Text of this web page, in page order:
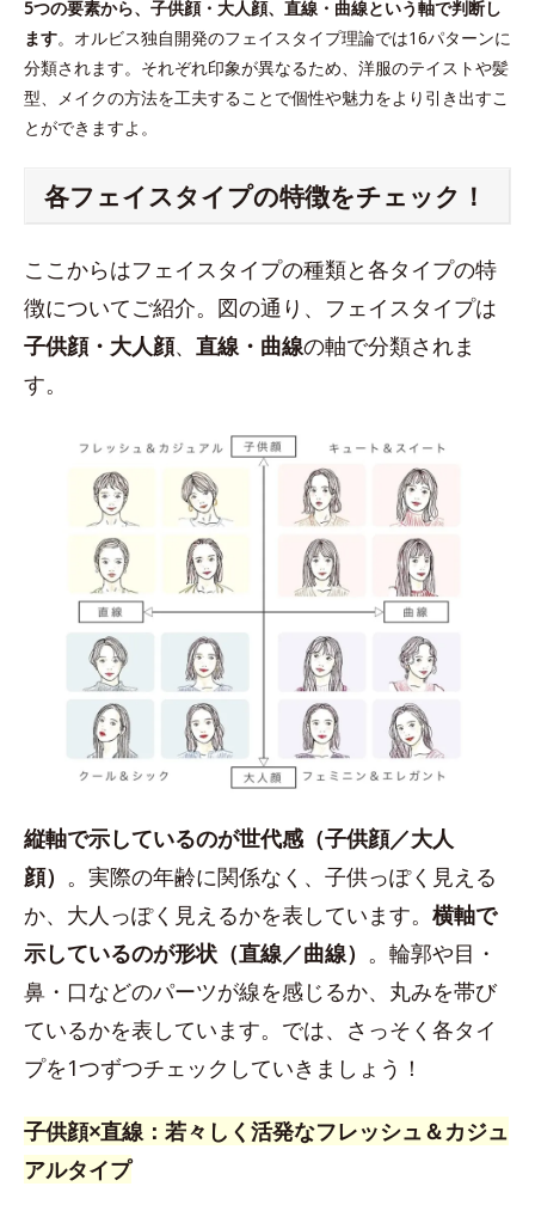
5つの要素から、子供顔・大人顔、直線・曲線という軸で判断し
ます。オルビス独自開発のフェイスタイプ理論では16パターンに
分類されます。それぞれ印象が異なるため、洋服のテイストや髪
型、メイクの方法を工夫することで個性や魅力をより引き出すこ
とができますよ。
各フェイスタイプの特徴をチェック！
ここからはフェイスタイプの種類と各タイプの特
徴についてご紹介。図の通り、フェイスタイプは
子供顔・大人顔、 直線・曲線の軸で分類されま
す。
縦軸で示しているのが世代感（子供顔／大人
顔） 。実際の年齢に関係なく、子供っぽく見える
か、大人っぽく見えるかを表しています。 横軸で
示しているのが形状（直線／曲線） 。輪郭や目・
鼻・口などのパーツが線を感じるか、丸みを帯び
ているかを表しています。では、さっそく各タイ
プを1つずつチェックしていきましょう！
子供顔×直線：若々しく活発なフレッシュ＆カジュ
アルタイプ